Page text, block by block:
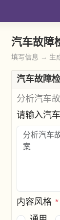
汽车故障
填写信息 → 生
汽车故障
分析汽车
请输入汽
内容风格 *